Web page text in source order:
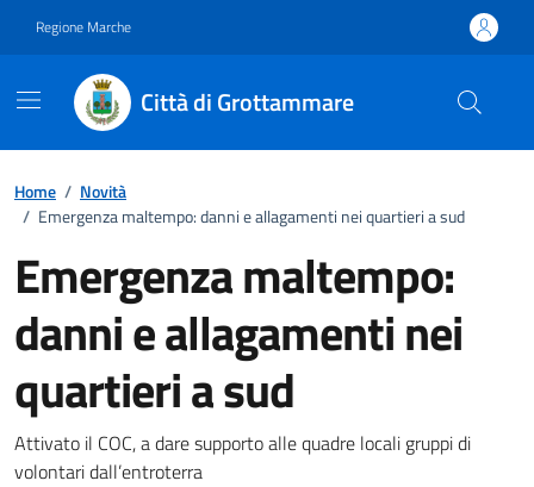
Regione Marche
Città di Grottammare
Home / Novità
/ Emergenza maltempo: danni e allagamenti nei quartieri a sud
Emergenza maltempo:
danni e allagamenti nei
quartieri a sud
Dettagli della notizia
Attivato il COC, a dare supporto alle quadre locali gruppi di
volontari dall’entroterra